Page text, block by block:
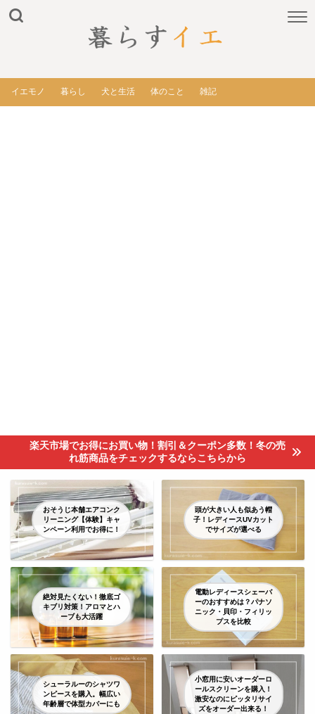
イエモノ 暮らし 犬と生活 体のこと 雑記
楽天市場でお得にお買い物！割引＆クーポン多数！冬の売
れ筋商品をチェックするならこちらから
おそうじ本舗エアコンク
リーニング【体験】キャ
ンペーン利用でお得に！
頭が大きい人も似あう帽
子！レディースUVカット
でサイズが選べる
絶対見たくない！徹底ゴ
キブリ対策！アロマとハ
ーブも大活躍
電動レディースシェーバ
ーのおすすめは？パナソ
ニック・貝印・フィリッ
プスを比較
シューラルーのシャツワ
ンピースを購入。幅広い
年齢層で体型カバーにも
小窓用に安いオーダーロ
ールスクリーンを購入！
激安なのにピッタリサイ
ズをオーダー出来る！